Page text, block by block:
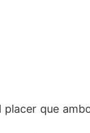
que